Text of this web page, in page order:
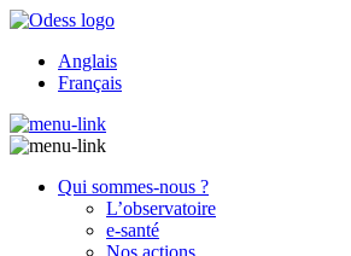
Anglais
Français
Qui sommes-nous ?
L’observatoire
e-santé
Nos actions